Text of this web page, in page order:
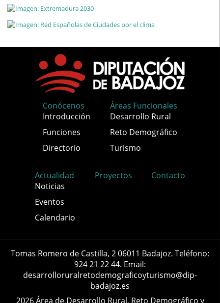
Conócenos
Introducción
Funciones
Directorio
Áreas Funcionales
Desarrollo Rural
Reto Demográfico
Turismo
Actualidad
Noticias
Eventos
Calendario
Proyectos Contacto
Tomas Romero de Castilla, 2 06011 Badajoz. Teléfono:
924 21 22 44. Email:
desarrolloruralretodemograficoyturismo@dip-
badajoz.es
2026 Área de Desarrollo Rural, Reto Demográfico y